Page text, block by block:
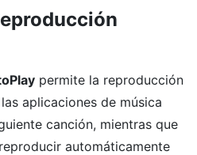
permite la reproducción
aplicaciones de música
canción, mientras que
automáticamente